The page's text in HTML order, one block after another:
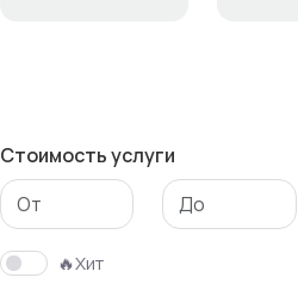
Изготовление
на заказ
питания
Стоимость услуги
🔥Хит